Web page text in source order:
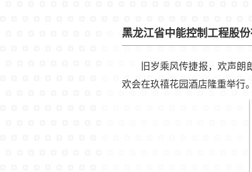
黑龙江省中能控制工程股
旧岁乘风传捷报，欢声朗
欢会在玖禧花园酒店隆重举行